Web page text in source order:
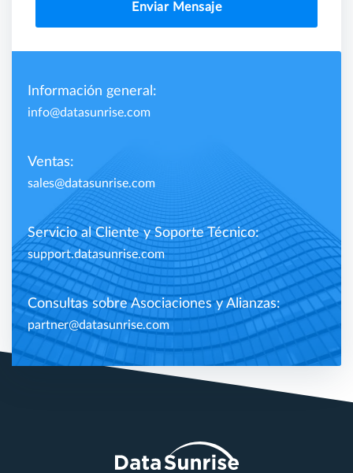
Enviar Mensaje
Información general:
info@datasunrise.com
Ventas:
sales@datasunrise.com
Servicio al Cliente y Soporte Técnico:
support.datasunrise.com
Consultas sobre Asociaciones y Alianzas:
partner@datasunrise.com